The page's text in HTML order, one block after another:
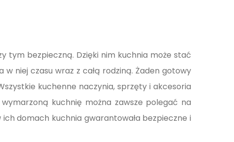
tym bezpieczną. Dzięki nim kuchnia może stać
niej czasu wraz z całą rodziną. Żaden gotowy
kuchenne naczynia, sprzęty i akcesoria
kuchnię można zawsze polegać na
domach kuchnia gwarantowała bezpieczne i